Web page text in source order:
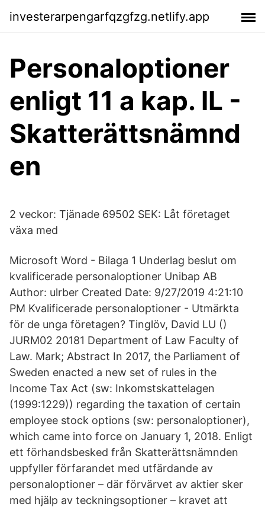
investerarpengarfqzgfzg.netlify.app
Personaloptioner
enligt 11 a kap. IL -
Skatterättsnämnd
en
2 veckor: Tjänade 69502 SEK: Låt företaget
växa med
Microsoft Word - Bilaga 1 Underlag beslut om
kvalificerade personaloptioner Unibap AB
Author: ulrber Created Date: 9/27/2019 4:21:10
PM Kvalificerade personaloptioner - Utmärkta
för de unga företagen? Tinglöv, David LU ()
JURM02 20181 Department of Law Faculty of
Law. Mark; Abstract In 2017, the Parliament of
Sweden enacted a new set of rules in the
Income Tax Act (sw: Inkomstskattelagen
(1999:1229)) regarding the taxation of certain
employee stock options (sw: personaloptioner),
which came into force on January 1, 2018. Enligt
ett förhandsbesked från Skatterättsnämnden
uppfyller förfarandet med utfärdande av
personaloptioner – där förvärvet av aktier sker
med hjälp av teckningsoptioner – kravet att